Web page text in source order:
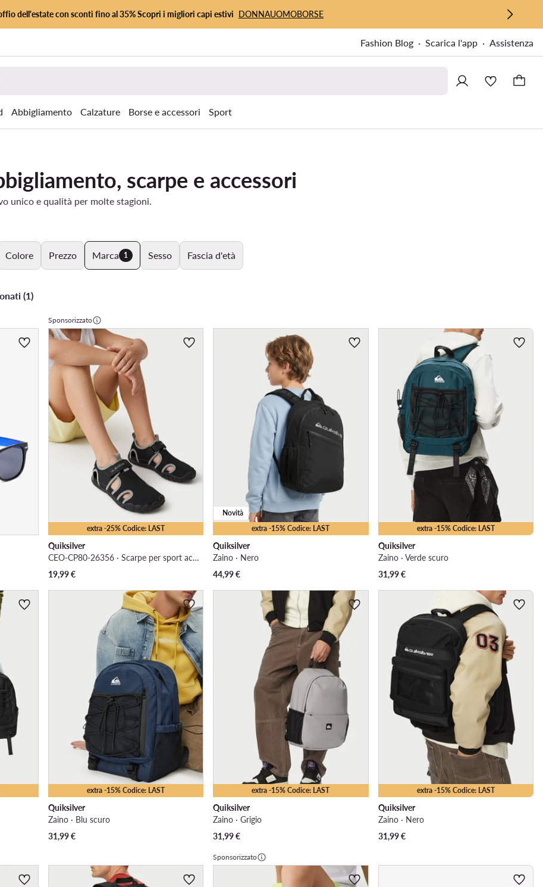
dell'estate con sconti fino al 35% Scopri i migliori capi estivi DONNAUOMOBORSE
Fashion Blog Scarica l'app Assistenza
Abbigliamento Calzature Borse e accessori Sport
scarpe e accessori
unico e qualità per molte stagioni.
Colore Prezzo Marca 1 Sesso Fascia d'età
(1)
Sponsorizzato
extra -25% Codice: LAST
Quiksilver
CEO-CP80-26356 · Scarpe per sport acquatici
19,99€
extra -15% Codice: LAST
Novità
Quiksilver
Zaino · Nero
44,99€
extra -15% Codice: LAST
Quiksilver
Zaino · Verde scuro
31,99€
extra -15% Codice: LAST
Quiksilver
Zaino · Blu scuro
31,99€
extra -15% Codice: LAST
Quiksilver
Zaino · Grigio
31,99€
extra -15% Codice: LAST
Quiksilver
Zaino · Nero
31,99€
Sponsorizzato